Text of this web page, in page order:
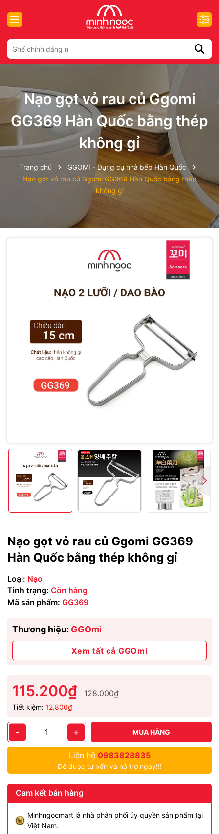
Nạo gọt vỏ rau củ Ggomi
GG369 Hàn Quốc bằng thép
không gỉ
Trang chủ
GGOMI - Dụng cụ nhà bếp Hàn Quốc
Nạo gọt vỏ rau củ Ggomi GG369 Hàn Quốc bằng thép
không gỉ
Nạo gọt vỏ rau củ Ggomi GG369
Hàn Quốc bằng thép không gỉ
Loại: Nạo
Tình trạng: Còn hàng
Mã sản phẩm: GG369
Thương hiệu: GGOmi
Xem tất cả GGOmi
115.200₫ 128.000₫
Tiết kiệm: 12.800₫
- + MUA HÀNG
Liên hệ 0983828835
Để được tư vấn và hỗ trợ ngay!!!
Cam kết bán hàng
Minhngocmart là nhà phân phối ủy quyền sản phẩm tại
Việt Nam.